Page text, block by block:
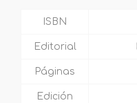
ISBN
Editorial
Páginas
Edición